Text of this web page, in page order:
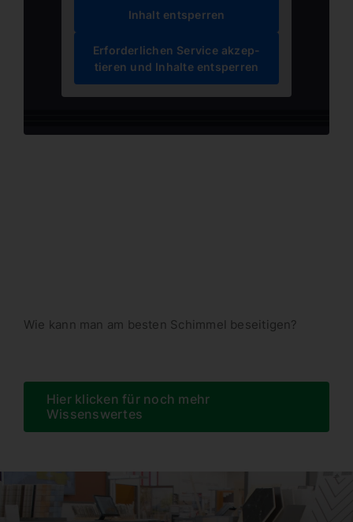
Inhalt entsperren
Erfor­der­lichen Service akzep­
tieren und Inhalte entsperren
Wie kann man am besten Schimmel beseitigen?
Hier klicken für noch mehr
Wissenswertes